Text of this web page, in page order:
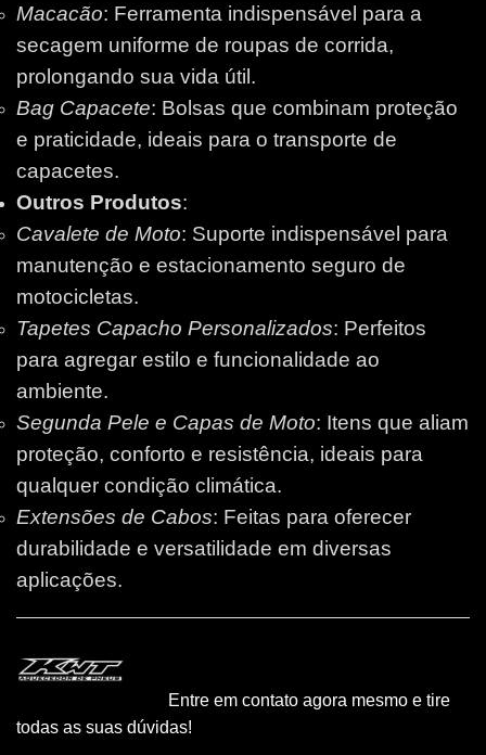
Macacão: Ferramenta indispensável para a
secagem uniforme de roupas de corrida,
prolongando sua vida útil.
Bag Capacete: Bolsas que combinam proteção
e praticidade, ideais para o transporte de
capacetes.
Outros Produtos:
Cavalete de Moto: Suporte indispensável para
manutenção e estacionamento seguro de
motocicletas.
Tapetes Capacho Personalizados: Perfeitos
para agregar estilo e funcionalidade ao
ambiente.
Segunda Pele e Capas de Moto: Itens que aliam
proteção, conforto e resistência, ideais para
qualquer condição climática.
Extensões de Cabos: Feitas para oferecer
durabilidade e versatilidade em diversas
aplicações.
Entre em contato agora mesmo e tire
todas as suas dúvidas!